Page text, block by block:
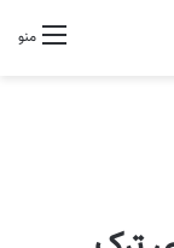
منو